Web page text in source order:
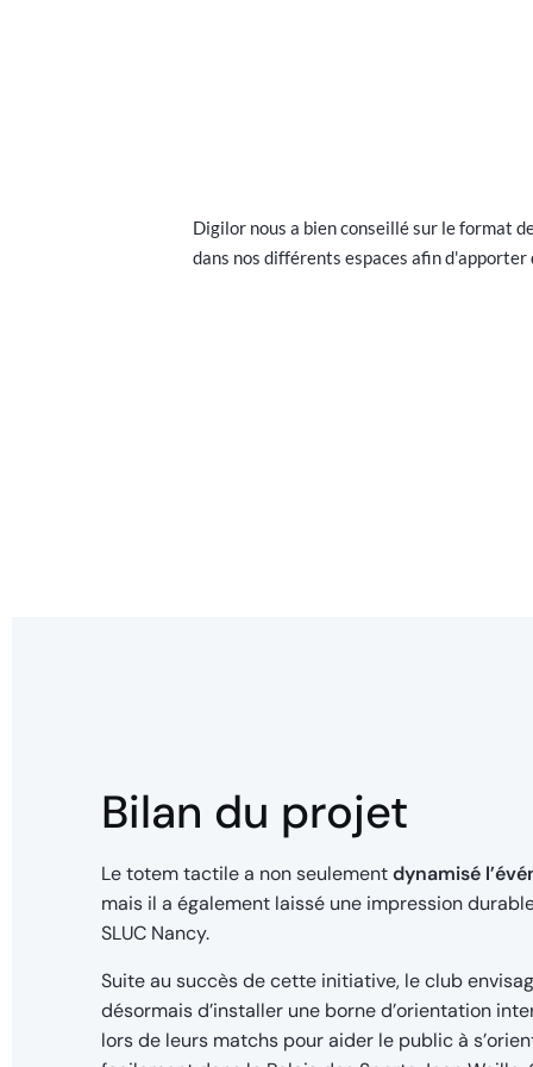
Digilor nous a bien conseillé sur le format
dans nos différents espaces afin
Bilan du projet
Le totem tactile a non seulementdynamisé
mais il a également laissé une impression
SLUC Nancy.
Suite au succès de cette initiative, le club
désormais d’installer une borne d’orientation
lors de leurs matchs pour aider le public à